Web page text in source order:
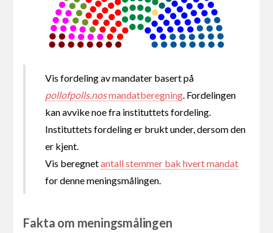
Vis fordeling av mandater basert på
pollofpolls.nosmandatberegning. Fordelingen
kan avvike noe fra instituttets fordeling.
Instituttets fordeling er brukt under, dersom den
er kjent.
Vis beregnetantall stemmer bak hvert mandat
for denne meningsmålingen.
Fakta om meningsmålingen